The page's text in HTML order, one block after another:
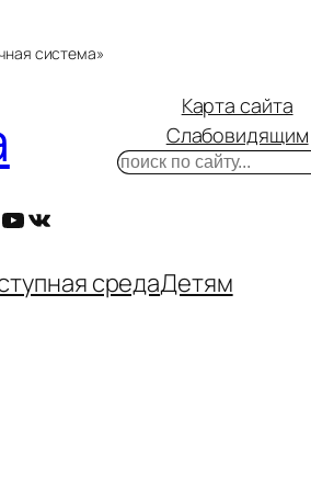
система»
YouTube
ВКонтакте
Карта сайта
Слабовидящим
Поиск
средаДетям